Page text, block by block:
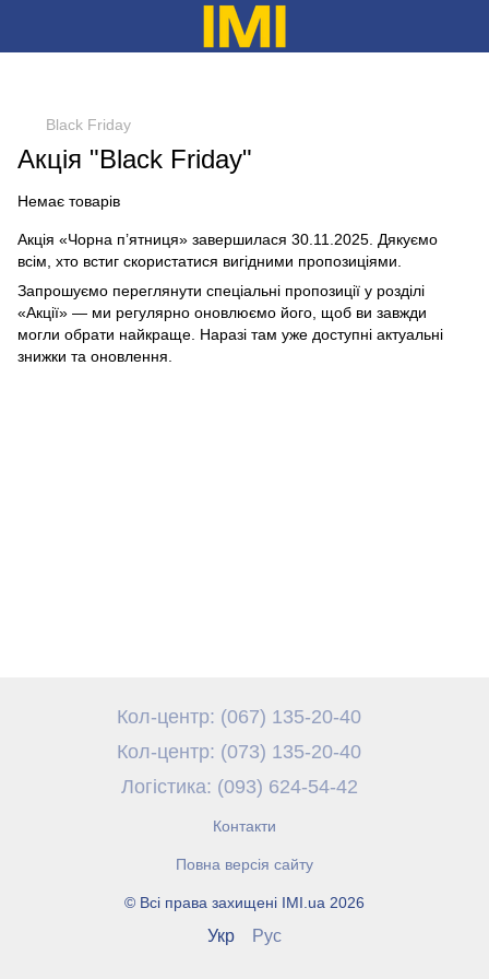
Black Friday
Акція "Black Friday"
Немає товарів
Акція «Чорна п’ятниця» завершилася 30.11.2025. Дякуємо
всім, хто встиг скористатися вигідними пропозиціями.
Запрошуємо переглянути спеціальні пропозиції у розділі
«Акції» — ми регулярно оновлюємо його, щоб ви завжди
могли обрати найкраще. Наразі там уже доступні актуальні
знижки та оновлення.
Кол-центр: (067) 135-20-40
Кол-центр: (073) 135-20-40
Логістика: (093) 624-54-42
Контакти
Повна версія сайту
© Всі права захищені IMI.ua 2026
Укр Рус